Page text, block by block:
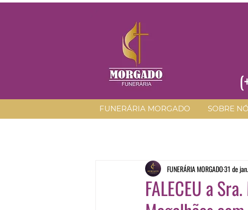
FUNERÁRIA MORGADO SOBRE
FALECEU a
FUNERÁRIA MORGADO31 de